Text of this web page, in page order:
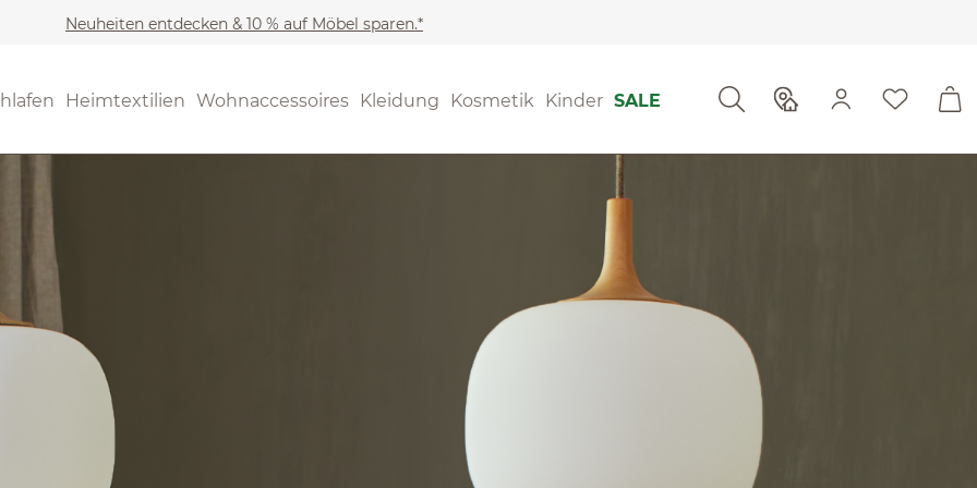
Neuheiten entdecken & 10 % auf Möbel sparen.*
Heimtextilien Wohnaccessoires Kleidung Kosmetik Kinder SALE